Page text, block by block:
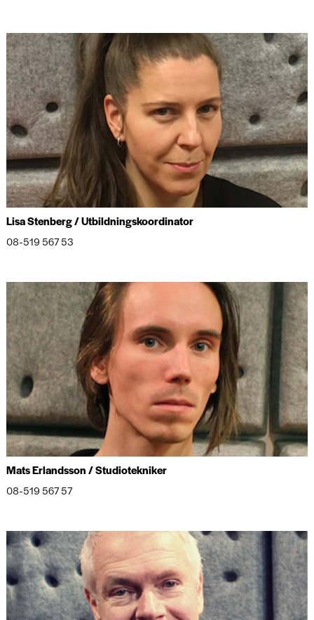
Lisa Stenberg / Utbildningskoordinator
08-519 567 53
Mats Erlandsson / Studiotekniker
08-519 567 57